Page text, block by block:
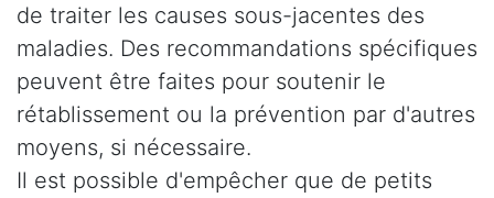
de traiter les causes sous-jacentes des
maladies. Des recommandations spécifiques
peuvent être faites pour soutenir le
rétablissement ou la prévention par d'autres
moyens, si nécessaire.
Il est possible d'empêcher que de petits